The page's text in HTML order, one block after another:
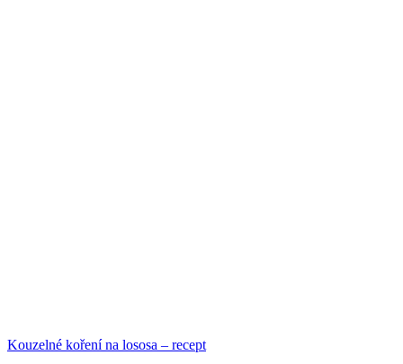
Kouzelné koření na lososa – recept